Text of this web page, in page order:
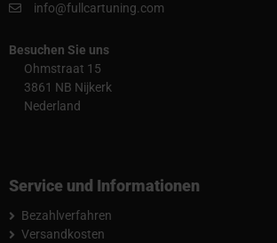
info@fullcartuning.com
Besuchen Sie uns
Ohmstraat 15
3861 NB Nijkerk
Nederland
Service und Informationen
Bezahlverfahren
Versandkosten